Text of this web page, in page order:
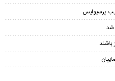
پرسپولیس
شد
باشند